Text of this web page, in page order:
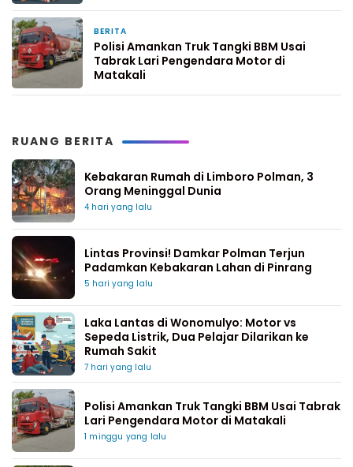
BERITA
Polisi Amankan Truk Tangki BBM Usai
Tabrak Lari Pengendara Motor di
Matakali
RUANG BERITA
Kebakaran Rumah di Limboro Polman, 3
Orang Meninggal Dunia
4 hari yang lalu
Lintas Provinsi! Damkar Polman Terjun
Padamkan Kebakaran Lahan di Pinrang
5 hari yang lalu
Laka Lantas di Wonomulyo: Motor vs
Sepeda Listrik, Dua Pelajar Dilarikan ke
Rumah Sakit
7 hari yang lalu
Polisi Amankan Truk Tangki BBM Usai Tabrak
Lari Pengendara Motor di Matakali
1 minggu yang lalu